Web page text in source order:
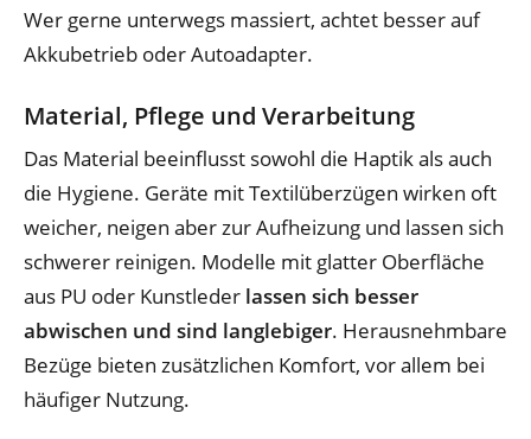
Wer gerne unterwegs massiert, achtet besser auf
Akkubetrieb oder Autoadapter.
Material, Pflege und Verarbeitung
Das Material beeinflusst sowohl die Haptik als auch
die Hygiene. Geräte mit Textilüberzügen wirken oft
weicher, neigen aber zur Aufheizung und lassen sich
schwerer reinigen. Modelle mit glatter Oberfläche
aus PU oder Kunstleder lassen sich besser
abwischen und sind langlebiger. Herausnehmbare
Bezüge bieten zusätzlichen Komfort, vor allem bei
häufiger Nutzung.